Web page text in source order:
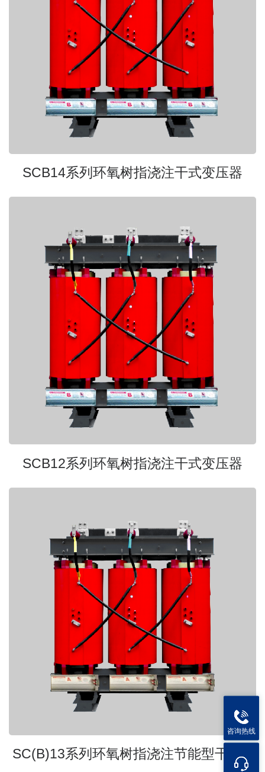
SCB14系列环氧树指浇注干式变压器
SCB12系列环氧树指浇注干式变压器
SC(B)13系列环氧树指浇注节能型干式...
咨询热线